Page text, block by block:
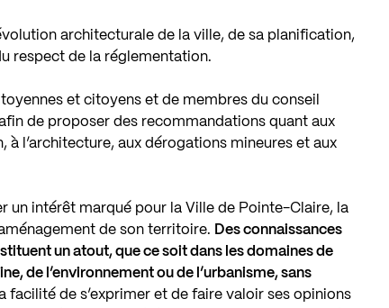
architecturale de la ville, de sa planification,
respect de la réglementation.
et citoyens et de membres du conseil
de proposer des recommandations quant aux
à l’architecture, aux dérogations mineures et aux
un intérêt marqué pour la Ville de Pointe-Claire, la
de son territoire. Des connaissances
un atout, que ce soit dans les domaines de
de l’environnement ou de l’urbanisme, sans
facilité de s’exprimer et de faire valoir ses opinions